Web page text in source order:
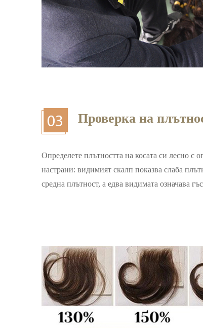
Проверка на
Определете плътността на косата си лесно с
настрани: видимият скалп показва слаба
средна плътност, а едва видимата означава